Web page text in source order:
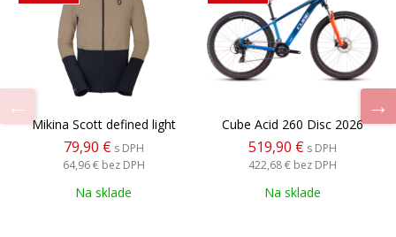
Mikina Scott defined light
79,90 € s DPH
64,96 € bez DPH
Na sklade
Cube Acid 260 Disc 2026
519,90 € s DPH
422,68 € bez DPH
Na sklade